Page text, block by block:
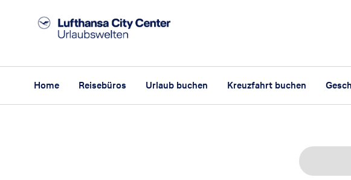
Home Reisebüros Urlaub buchen Kreuzfahrt buchen